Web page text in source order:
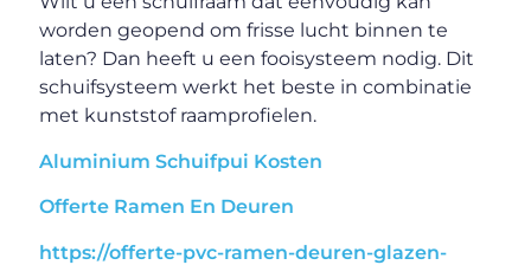
worden geopend om frisse lucht binnen te
laten? Dan heeft u een fooisysteem nodig. Dit
schuifsysteem werkt het beste in combinatie
met kunststof raamprofielen.
Aluminium Schuifpui Kosten
Offerte Ramen En Deuren
https://offerte-pvc-ramen-deuren-glazen-